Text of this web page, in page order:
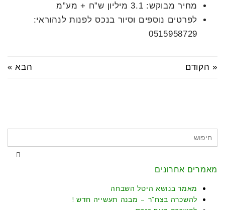
מחיר מבוקש: 3.1 מיליון ש”ח + מע”מ
לפרטים נוספים וסיור בנכס לפנות לנהוראי:
0515958729
« הקודם הבא »
מאמרים אחרונים
מאמר בנושא היטל השבחה
להשכרה בצח”ר – מבנה תעשייה חדש !